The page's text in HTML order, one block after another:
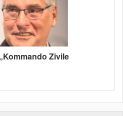
Zivile